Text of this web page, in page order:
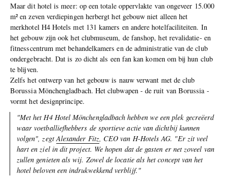
Maar dit hotel is meer: op een totale oppervlakte van ongeveer 15.000
m² en zeven verdiepingen herbergt het gebouw niet alleen het
merkhotel H4 Hotels met 131 kamers en andere hotelfaciliteiten. In
het gebouw zijn ook het clubmuseum, de fanshop, het revalidatie- en
fitnesscentrum met behandelkamers en de administratie van de club
ondergebracht. Dat is zo dicht als een fan kan komen om bij hun club
te blijven.
Zelfs het ontwerp van het gebouw is nauw verwant met de club
Borussia Mönchengladbach. Het clubwapen - de ruit van Borussia -
vormt het designprincipe.
"Met het H4 Hotel Mönchengladbach hebben we een plek gecreëerd
waar voetballiefhebbers de sportieve actie van dichtbij kunnen
volgen", zegtAlexander Fitz, CEO van H-Hotels AG. "Er zit veel
hart en ziel in dit project. We hopen dat de gasten er net zoveel van
zullen genieten als wij. Zowel de locatie als het concept van het
hotel beloven een indrukwekkend verblijf."